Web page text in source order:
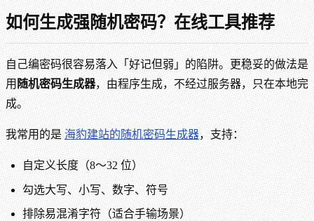
如何生成强随机密码？在线工具推荐
自己编密码很容易落入「好记但弱」的陷阱。更稳妥的做法是
用随机密码生成器，由程序生成，不经过服务器，只在本地完
成。
我常用的是海豹建站的随机密码生成器，支持：
自定义长度（8～32 位）
勾选大写、小写、数字、符号
排除易混淆字符（适合手输场景）